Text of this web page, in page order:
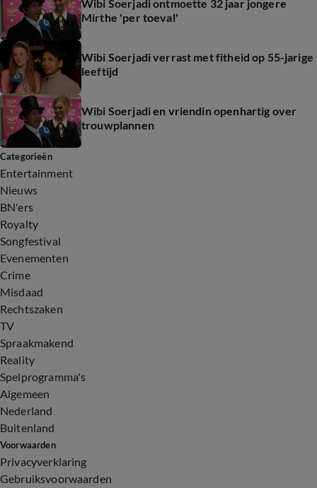
Wibi Soerjadi ontmoette 32 jaar jongere
Mirthe 'per toeval'
Wibi Soerjadi verrast met fitheid op 55-jarige
leeftijd
Wibi Soerjadi en vriendin openhartig over
trouwplannen
Categorieën
Entertainment
Nieuws
BN'ers
Royalty
Songfestival
Evenementen
Crime
Misdaad
Rechtszaken
TV
Spraakmakend
Reality
Spelprogramma's
Algemeen
Nederland
Buitenland
Voorwaarden
Privacyverklaring
Gebruiksvoorwaarden